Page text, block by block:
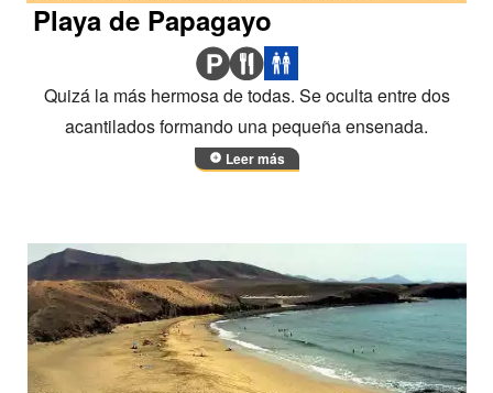
Playa de Papagayo
Quizá la más hermosa de todas. Se oculta entre dos
acantilados formando una pequeña ensenada.
Leer más